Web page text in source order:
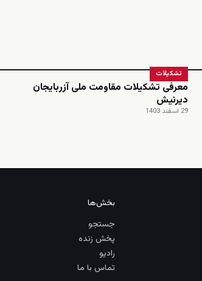
تشکیلات
معرفی تشکیلات مقاومت ملی آزربایجان
دیرنیش
29 اسفند 1403
بخش‌ها
جستجو
پخش زنده
رادیو
تماس با ما